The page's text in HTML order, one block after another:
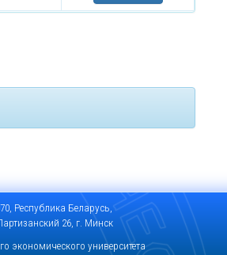
Республика Беларусь,
26, г. Минск
экономического университета